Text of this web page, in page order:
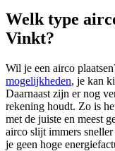
Welk type
Vinkt?
Wil je een airco
mogelijkheden, je kan
Daarnaast zijn er nog
rekening houdt. Zo is
met de juiste en meest
airco slijt immers
je geen hoge